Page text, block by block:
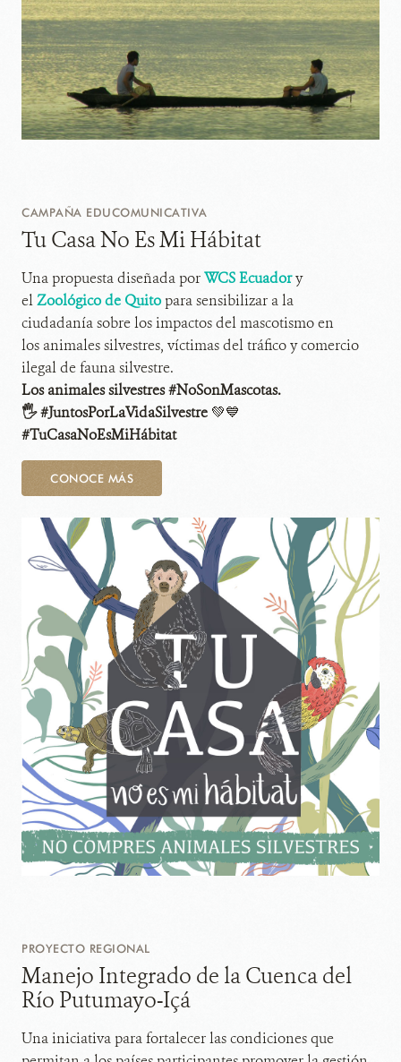
CAMPAÑA EDUCOMUNICATIVA
Tu Casa No Es Mi Hábitat
Una propuesta diseñada porWCS Ecuadory
elZoológico de Quito para sensibilizar a la
ciudadanía sobre los impactos del mascotismo en
los animales silvestres, víctimas del tráfico y comercio
ilegal de fauna silvestre.
Los animales silvestres #NoSonMascotas.
🖐 #JuntosPorLaVidaSilvestre 💚💙
#TuCasaNoEsMiHábitat
CONOCE MÁS
PROYECTO REGIONAL
Manejo Integrado de la Cuenca del
Río Putumayo-Içá
Una iniciativa para fortalecer las condiciones que